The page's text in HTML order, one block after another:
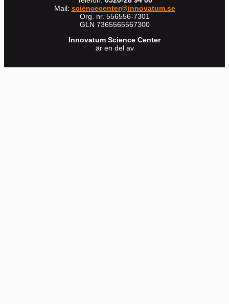
Mail: sciencecenter@innovatum.se
Org. nr. 556556-7301
GLN 7365565567300
Innovatum Science Center
är en del av